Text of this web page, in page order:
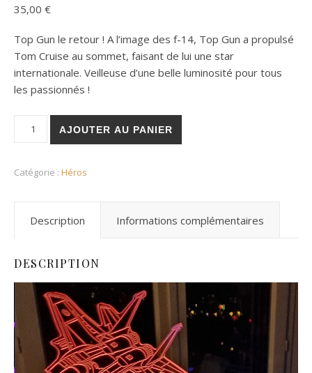
35,00 €
Top Gun le retour ! A l’image des f-14, Top Gun a propulsé
Tom Cruise au sommet, faisant de lui une star
internationale. Veilleuse d’une belle luminosité pour tous
les passionnés !
quantité de Veilleuse Top-Gun 2 F-14
AJOUTER AU PANIER
Catégorie : Héros
Description Informations complémentaires
DESCRIPTION